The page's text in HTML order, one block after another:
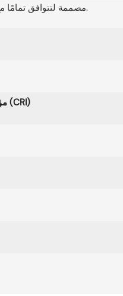
مواصفات شريط LED مصممة لتتوافق تمامًا مع متطلبات الإضاءة الخاصة بك.
مؤشر تجسيد اللون (CRI)